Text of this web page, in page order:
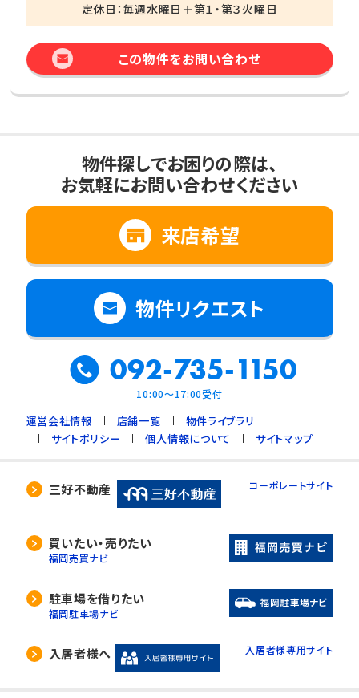
定休日：毎週水曜日＋第１・第３火曜日
この物件をお問い合わせ
物件探しでお困りの際は、
お気軽にお問い合わせください
来店希望
物件リクエスト
092-735-1150
10:00～17:00受付
運営会社情報 店舗一覧
物件ライブラリ
サイトポリシー
個人情報について サイトマップ
三好不動産 コーポレートサイト
買いたい・売りたい
福岡売買ナビ
駐車場を借りたい
福岡駐車場ナビ
入居者様へ 入居者様専用サイト